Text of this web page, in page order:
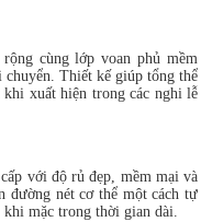
cùng lớp voan phủ mềm
Thiết kế giúp tổng thể
xuất hiện trong các nghi lễ
với độ rủ đẹp, mềm mại và
đường nét cơ thể một cách tự
mặc trong thời gian dài.